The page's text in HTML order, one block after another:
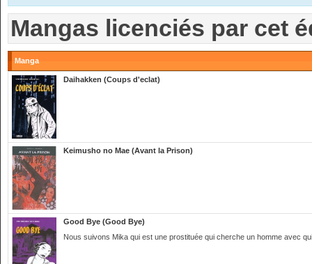
Mangas licenciés par cet
Manga
Daihakken (Coups d'eclat)
Keimusho no Mae (Avant la Prison)
Good Bye (Good Bye)
Nous suivons Mika qui est une prostituée qui cherche un homme avec